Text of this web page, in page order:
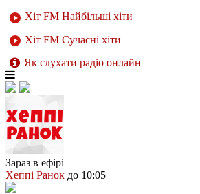
Хіт FM Найбільші хіти
Хіт FM Сучасні хіти
Як слухати радіо онлайн
Зараз в ефірі
Хеппі Ранок до 10:05